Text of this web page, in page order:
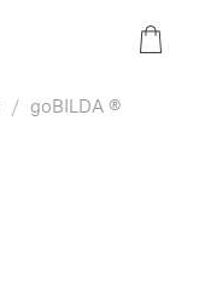
goBILDA ®